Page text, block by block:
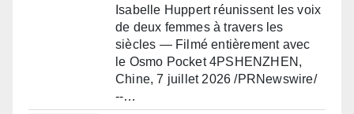
Isabelle Huppert réunissent les voix
de deux femmes à travers les
siècles — Filmé entièrement avec
le Osmo Pocket 4PSHENZHEN,
Chine, 7 juillet 2026 /PRNewswire/
--…